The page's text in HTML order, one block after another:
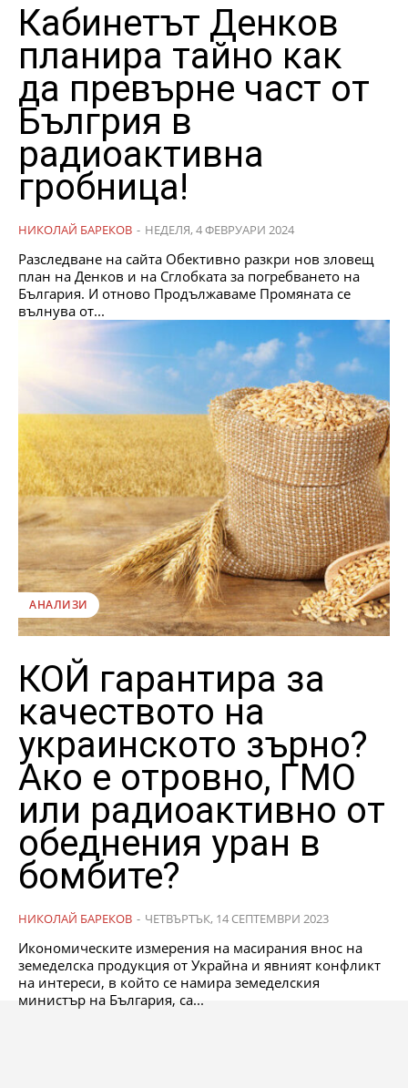
Кабинетът Денков
планира тайно как
да превърне част от
Бългрия в
радиоактивна
гробница!
НИКОЛАЙ БАРЕКОВ - НЕДЕЛЯ, 4 ФЕВРУАРИ 2024
Разследване на сайта Обективно разкри нов зловещ
план на Денков и на Сглобката за погребването на
България. И отново Продължаваме Промяната се
вълнува от...
АНАЛИЗИ
КОЙ гарантира за
качеството на
украинското зърно?
Ако е отровно, ГМО
или радиоактивно от
обеднения уран в
бомбите?
НИКОЛАЙ БАРЕКОВ - ЧЕТВЪРТЪК, 14 СЕПТЕМВРИ 2023
Икономическите измерения на масирания внос на
земеделска продукция от Украйна и явният конфликт
на интереси, в който се намира земеделския
министър на България, са...